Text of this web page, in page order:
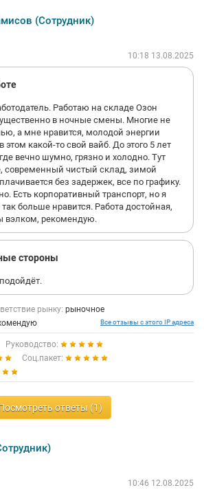
(Сотрудник)
10:18 13.08.2025
Работаю на складе Озон
в ночные смены. Многие не
а мне нравится, молодой энергии
этом какой-то свой вайб. До этого 5 лет
вечно шумно, грязно и холодно. Тут
современный чистый склад, зимой
без задержек, все по графику.
Есть корпоративный транспорт, но я
больше нравится. Работа достойная,
вэлком, рекомендую.
стороны
рынку: рыночное
Все отзывы с этого IP адреса
Руководство:
Соц.пакет:
ответы (1)
10:46 12.08.2025